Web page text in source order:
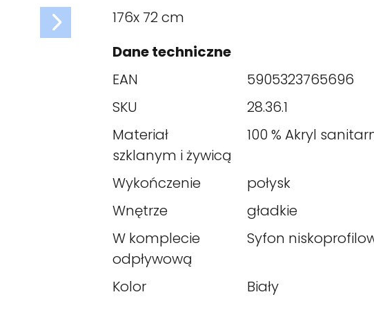
176x 72 cm
Dane techniczne
EAN
5905323765696
SKU
28.36.1
Materiał
100 % Akryl
szklanym i żywicą
Wykończenie
połysk
Wnętrze
gładkie
W komplecie
Syfon
odpływową
Kolor
Biały